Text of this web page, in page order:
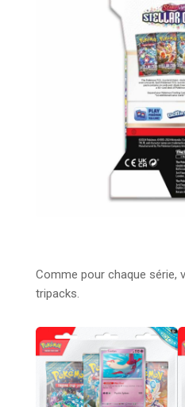
Comme pour chaque série,
tripacks.